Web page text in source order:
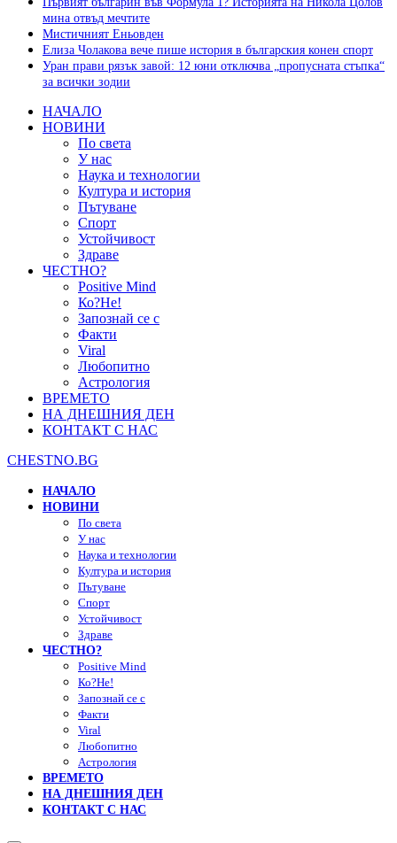
мина отвъд мечтите
Мистичният Eньовден
Елиза Чолакова вече пише история в българския конен спорт
Уран прави рязък завой: 12 юни отключва „пропусната стъпка“
за всички зодии
НАЧАЛО
НОВИНИ
По света
У нас
Наука и технологии
Култура и история
Пътуване
Спорт
Устойчивост
Здраве
ЧЕСТНО?
Positive Mind
Ко?Не!
Запознай се с
Факти
Viral
Любопитно
Астрология
ВРЕМЕТО
НА ДНЕШНИЯ ДЕН
КОНТАКТ С НАС
CHESTNO.BG
НАЧАЛО
НОВИНИ
По света
У нас
Наука и технологии
Култура и история
Пътуване
Спорт
Устойчивост
Здраве
ЧЕСТНО?
Positive Mind
Ко?Не!
Запознай се с
Факти
Viral
Любопитно
Астрология
ВРЕМЕТО
НА ДНЕШНИЯ ДЕН
КОНТАКТ С НАС